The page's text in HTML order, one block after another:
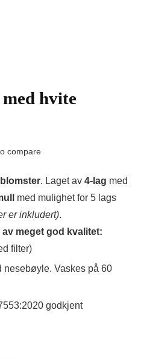
hvite
compare
. Laget av 4-lag med
med mulighet for 5 lags
er inkludert).
meget god kvalitet:
filter)
nesebøyle. Vaskes på 60
godkjent